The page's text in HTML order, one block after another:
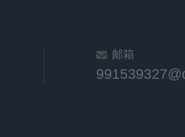
邮箱